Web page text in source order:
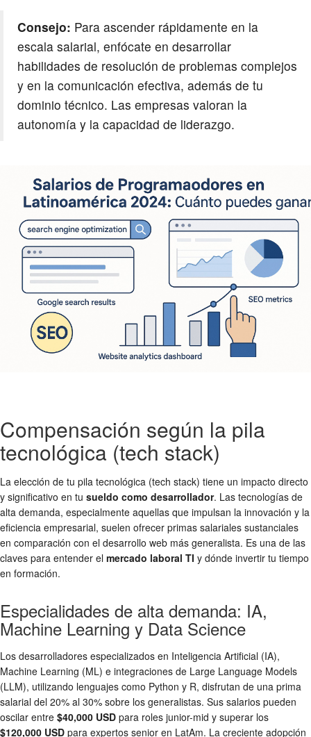
Consejo: Para ascender rápidamente en la
escala salarial, enfócate en desarrollar
habilidades de resolución de problemas complejos
y en la comunicación efectiva, además de tu
dominio técnico. Las empresas valoran la
autonomía y la capacidad de liderazgo.
Compensación según la pila
tecnológica (tech stack)
La elección de tu pila tecnológica (tech stack) tiene un impacto directo
y significativo en tu sueldo como desarrollador. Las tecnologías de
alta demanda, especialmente aquellas que impulsan la innovación y la
eficiencia empresarial, suelen ofrecer primas salariales sustanciales
en comparación con el desarrollo web más generalista. Es una de las
claves para entender el mercado laboral TI y dónde invertir tu tiempo
en formación.
Especialidades de alta demanda: IA,
Machine Learning y Data Science
Los desarrolladores especializados en Inteligencia Artificial (IA),
Machine Learning (ML) e integraciones de Large Language Models
(LLM), utilizando lenguajes como Python y R, disfrutan de una prima
salarial del 20% al 30% sobre los generalistas. Sus salarios pueden
oscilar entre $40,000 USD para roles junior-mid y superar los
$120,000 USD para expertos senior en LatAm. La creciente adopción